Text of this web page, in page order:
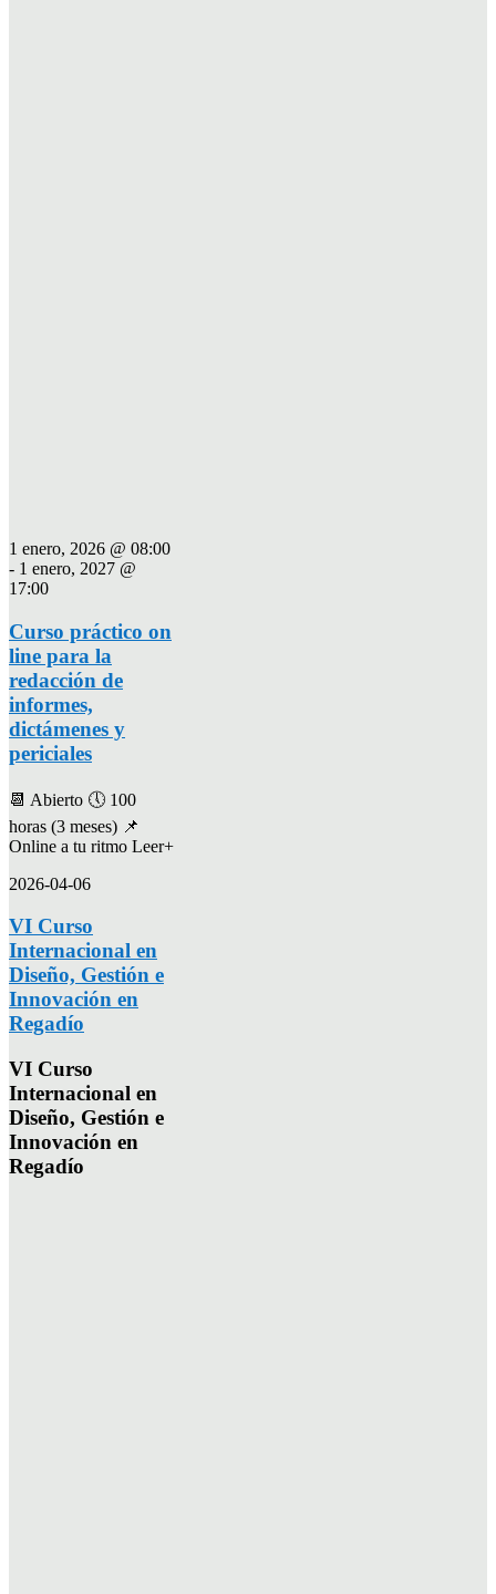
1 enero, 2026 @ 08:00
- 1 enero, 2027 @
17:00
Curso práctico on
line para la
redacción de
informes,
dictámenes y
periciales
📆 Abierto 🕔 100
horas (3 meses) 📌
Online a tu ritmo Leer+
2026-04-06
VI Curso
Internacional en
Diseño, Gestión e
Innovación en
Regadío
VI Curso
Internacional en
Diseño, Gestión e
Innovación en
Regadío